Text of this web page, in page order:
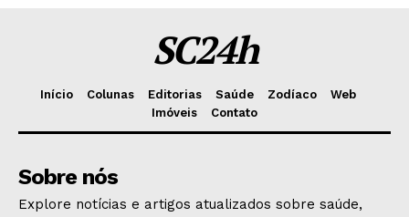
SC24h
Início Colunas Editorias Saúde Zodíaco
Web
Imóveis
Contato
Sobre nós
Explore notícias e artigos atualizados sobre saúde,